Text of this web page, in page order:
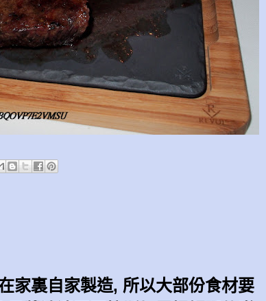
家裏自家製造, 所以大部份食材要